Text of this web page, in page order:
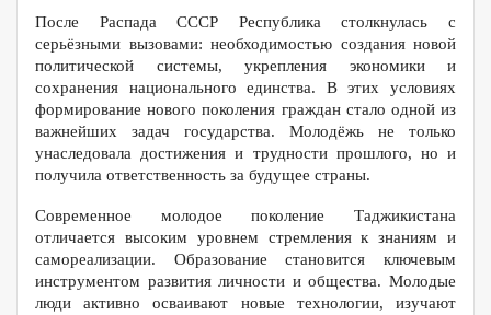
После Распада СССР Республика столкнулась с
серьёзными вызовами: необходимостью создания новой
политической системы, укрепления экономики и
сохранения национального единства. В этих условиях
формирование нового поколения граждан стало одной из
важнейших задач государства. Молодёжь не только
унаследовала достижения и трудности прошлого, но и
получила ответственность за будущее страны.
Современное молодое поколение Таджикистана
отличается высоким уровнем стремления к знаниям и
самореализации. Образование становится ключевым
инструментом развития личности и общества. Молодые
люди активно осваивают новые технологии, изучают